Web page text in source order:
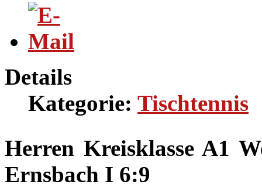
Details
Kategorie: Tischtennis
Herren Kreisklasse A1
Ernsbach I 6:9